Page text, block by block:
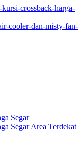
crossback-harga-
cooler-dan-misty-fan-
Segar
Segar Area Terdekat